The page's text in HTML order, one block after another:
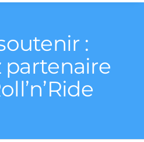
:
partenaire